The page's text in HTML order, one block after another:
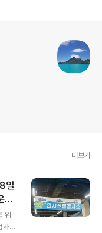
더보기
일
동
위
사를